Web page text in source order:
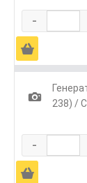
-
Ä
1
238) /
-
Ä